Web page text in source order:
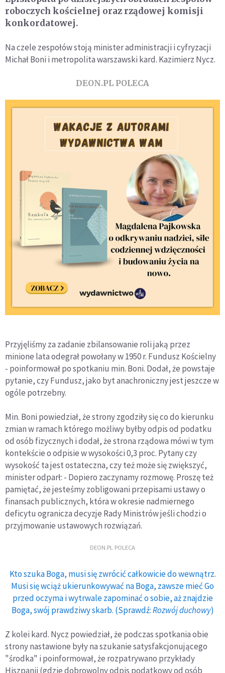
roboczych kościelnej oraz rządowej komisji
konkordatowej.
Na czele zespołów stoją minister administracji i cyfryzacji
Michał Boni i metropolita warszawski kard. Kazimierz Nycz.
DEON.PL POLECA
Przyjęliśmy za zadanie zbilansowanie roli jaką przez
minione lata odegrał powołany w 1950 r. Fundusz Kościelny
- poinformował po spotkaniu min. Boni. Dodał, że powstaje
pytanie, czy Fundusz, jako byt anachroniczny jest jeszcze w
ogóle potrzebny.
Min. Boni powiedział, że strony zgodziły się co do kierunku
zmian w ramach którego możliwy byłby odpis od podatku
od osób fizycznych i dodał, że strona rządowa mówi w tym
kontekście o odpisie w wysokości 0,3 proc. Pytany czy
wysokość ta jest ostateczna, czy też może się zwiększyć,
minister odparł: - Dopiero zaczynamy rozmowę. Proszę też
pamiętać, że jesteśmy zobligowani przepisami ustawy o
finansach publicznych, która w okresie nadmiernego
deficytu ogranicza decyzje Rady Ministrów jeśli chodzi o
przyjmowanie ustawowych rozwiązań.
DEON.PL POLECA
Kto szuka Boga, musi się zwrócić całkowicie do wewnątrz.
Musi się wciąż ukierunkowywać na Boga, zawsze mieć Go
przed oczyma i wytrwale zapominać o sobie, aż znajdzie
Boga, swój prawdziwy skarb. (Sprawdź:Rozwój duchowy)
Z kolei kard. Nycz powiedział, że podczas spotkania obie
strony nastawione były na szukanie satysfakcjonującego
"środka" i poinformował, że rozpatrywano przykłady
Hiszpanii (gdzie dobrowolny odpis podatkowy od osób